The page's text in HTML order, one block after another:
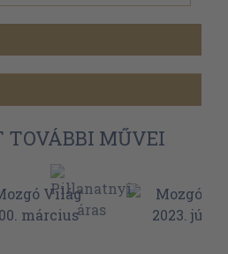
TOVÁBBI MŰVEI